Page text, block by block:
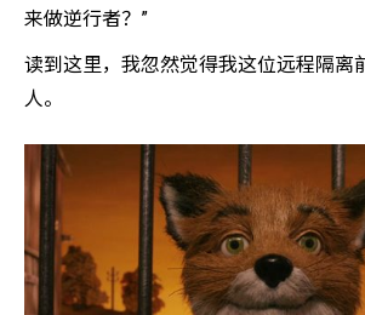
来做逆行者？”
读到这里，我忽然觉得我这位远程隔离
人。